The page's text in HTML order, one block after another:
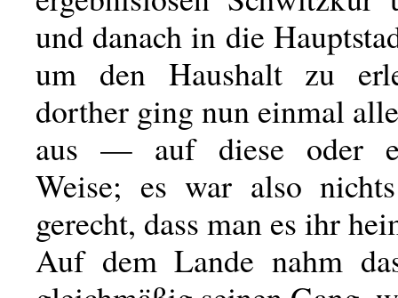
und danach in die
um den Haushalt zu
dorther ging nun einmal
aus — auf diese oder
Weise; es war also
gerecht, dass man es ihr
Auf dem Lande nahm